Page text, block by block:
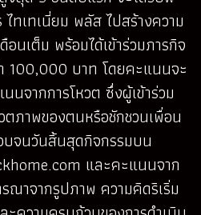
ไทเทเนี่ยม พลัส ไปสร้างความ
นเต็ม พร้อมได้เข้าร่วมภารกิจ
100,000 บาท โดยคะแนนจะ
จากการโหวต ซึ่งผู้เข้าร่วม
ตภาพของตนหรือชักชวนเพื่อน
บจนวันสิ้นสุดกิจกรรมบน
และคะแนนจาก
าจากรูปภาพ ความคิดริเริ่ม